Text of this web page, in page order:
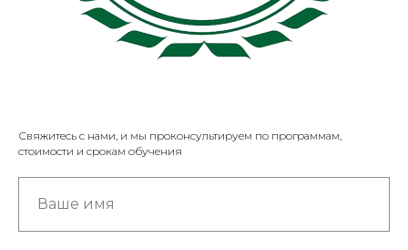
Свяжитесь с нами, и мы проконсультируем по программам,
стоимости и срокам обучения